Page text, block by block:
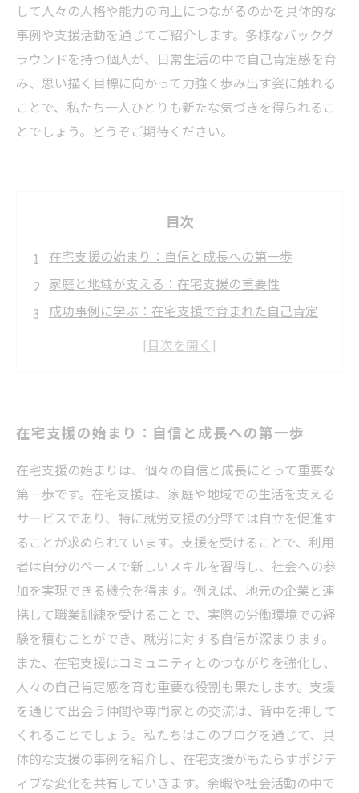
して人々の人格や能力の向上につながるのかを具体的な
事例や支援活動を通じてご紹介します。多様なバックグ
ラウンドを持つ個人が、日常生活の中で自己肯定感を育
み、思い描く目標に向かって力強く歩み出す姿に触れる
ことで、私たち一人ひとりも新たな気づきを得られるこ
とでしょう。どうぞご期待ください。
目次
在宅支援の始まり：自信と成長への第一歩
家庭と地域が支える：在宅支援の重要性
成功事例に学ぶ：在宅支援で育まれた自己肯定
私たちの歩み：在宅支援で実現する可能性
在宅支援の始まり：自信と成長への第一歩
在宅支援の始まりは、個々の自信と成長にとって重要な
第一歩です。在宅支援は、家庭や地域での生活を支える
サービスであり、特に就労支援の分野では自立を促進す
ることが求められています。支援を受けることで、利用
者は自分のペースで新しいスキルを習得し、社会への参
加を実現できる機会を得ます。例えば、地元の企業と連
携して職業訓練を受けることで、実際の労働環境での経
験を積むことができ、就労に対する自信が深まります。
また、在宅支援はコミュニティとのつながりを強化し、
人々の自己肯定感を育む重要な役割も果たします。支援
を通じて出会う仲間や専門家との交流は、背中を押して
くれることでしょう。私たちはこのブログを通じて、具
体的な支援の事例を紹介し、在宅支援がもたらすポジテ
ィブな変化を共有していきます。余暇や社会活動の中で